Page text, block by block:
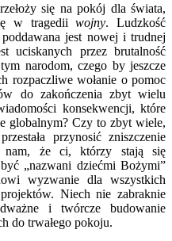
się na pokój dla świata,
w tragediiwojny. Ludzkość
poddawana jest nowej i trudnej
przez brutalność
narodom, czego by jeszcze
rozpaczliwe wołanie o pomoc
do zakończenia zbyt wielu
konsekwencji, które
globalnym? Czy to zbyt wiele,
przynosić zniszczenie
nam, że ci, którzy stają się
„nazwani dziećmi Bożymi”
wyzwanie dla wszystkich
Niech nie zabraknie
i twórcze budowanie
do trwałego pokoju.